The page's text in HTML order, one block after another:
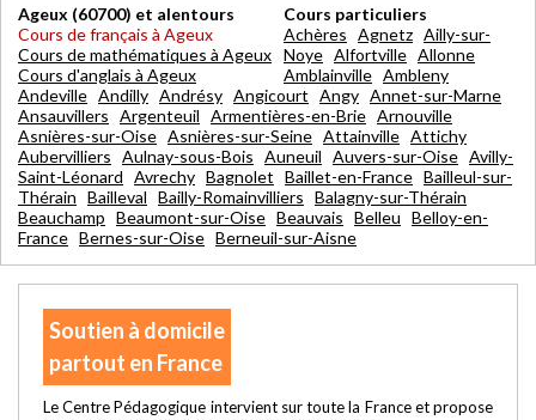
Ageux (60700) et alentours
Cours de français à Ageux
Cours de mathématiques à Ageux
Cours d'anglais à Ageux
Cours particuliers
Achères Agnetz Ailly-sur-
Noye Alfortville Allonne
Amblainville Ambleny
Andeville Andilly Andrésy Angicourt Angy Annet-sur-Marne
Ansauvillers Argenteuil Armentières-en-Brie Arnouville
Asnières-sur-Oise Asnières-sur-Seine Attainville Attichy
Aubervilliers Aulnay-sous-Bois Auneuil Auvers-sur-Oise Avilly-
Saint-Léonard Avrechy Bagnolet Baillet-en-France Bailleul-sur-
Thérain Bailleval Bailly-Romainvilliers Balagny-sur-Thérain
Beauchamp Beaumont-sur-Oise Beauvais Belleu Belloy-en-
France Bernes-sur-Oise Berneuil-sur-Aisne
Soutien à domicile
partout en France
Le Centre Pédagogique intervient sur toute la France et propose